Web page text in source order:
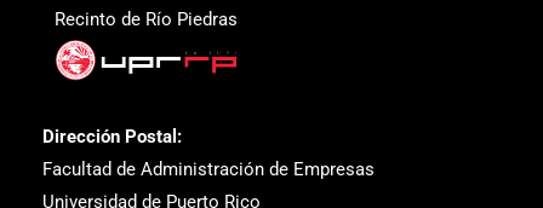
Recinto de Río Piedras
Dirección Postal:
Facultad de Administración de Empresas
Universidad de Puerto Rico